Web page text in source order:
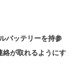
バッテリーを持参
が取れるようにす